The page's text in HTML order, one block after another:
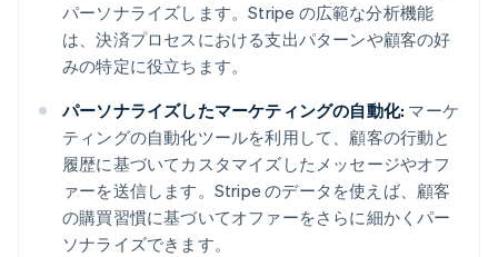
パーソナライズします。Stripe の広範な分析機能
は、決済プロセスにおける支出パターンや顧客の好
みの特定に役立ちます。
パーソナライズしたマーケティングの自動化: マーケ
ティングの自動化ツールを利用して、顧客の行動と
履歴に基づいてカスタマイズしたメッセージやオフ
ァーを送信します。Stripe のデータを使えば、顧客
の購買習慣に基づいてオファーをさらに細かくパー
ソナライズできます。